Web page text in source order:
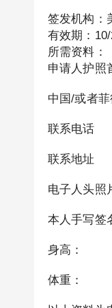
签发机构：
有效期：
所需资料：
申请人护照
中国/或者
联系电话
联系地址
电子人头照
本人手写签
身高：
体重：